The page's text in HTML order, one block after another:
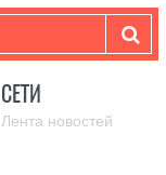
Лента новостей